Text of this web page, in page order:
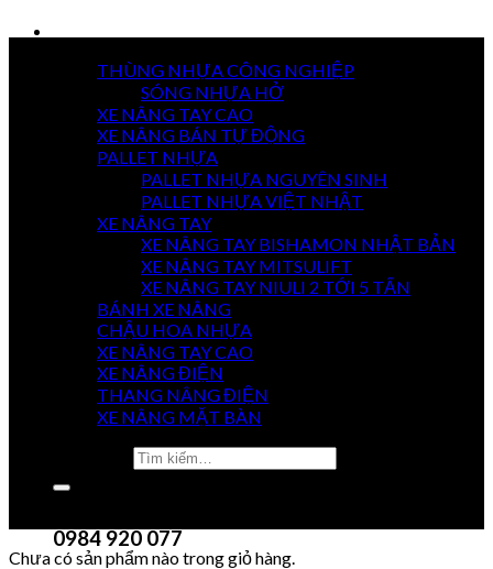
7 NGÀY
TOÀN QUỐC
THANH TOÁN
KHI NHẬN HÀNG
TỐT NHẤT
0915 851 488
0984 920 077
THÙNG NHỰA CÔNG NGHIỆP
SÓNG NHỰA HỞ
XE NÂNG TAY CAO
XE NÂNG BÁN TỰ ĐỘNG
PALLET NHỰA
PALLET NHỰA NGUYÊN SINH
PALLET NHỰA VIỆT NHẬT
XE NÂNG TAY
XE NÂNG TAY BISHAMON NHẬT BẢN
XE NÂNG TAY MITSULIFT
XE NÂNG TAY NIULI 2 TỚI 5 TẤN
BÁNH XE NÂNG
CHẬU HOA NHỰA
XE NÂNG TAY CAO
XE NÂNG ĐIỆN
THANG NÂNG ĐIỆN
XE NÂNG MẶT BÀN
Chưa có sản phẩm nào trong giỏ hàng.